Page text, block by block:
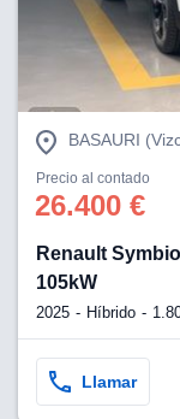
contenido,
para la
medir el
el
o a
BASAURI
Precio al contado
26.400 €
Renault
105kW
2025 Híbrido
Llamar